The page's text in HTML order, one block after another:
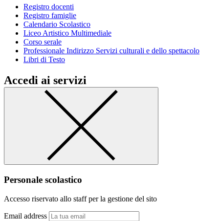
Registro docenti
Registro famiglie
Calendario Scolastico
Liceo Artistico Multimediale
Corso serale
Professionale Indirizzo Servizi culturali e dello spettacolo
Libri di Testo
Accedi ai servizi
Personale scolastico
Accesso riservato allo staff per la gestione del sito
Email address